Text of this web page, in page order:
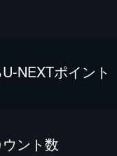
NEXTポイント
ント数